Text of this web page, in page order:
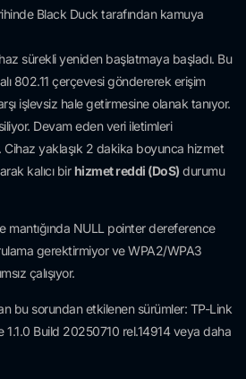
Black Duck tarafından kamuya
sürekli yeniden başlatmaya başladı. Bu
802.11 çerçevesi göndererek erişim
işlevsiz hale getirmesine olanak tanıyor.
Devam eden veri iletimleri
yaklaşık 2 dakika boyunca hizmet
kalıcı bir hizmet reddi (DoS) durumu
mantığında NULL pointer dereference
gerektirmiyor ve WPA2/WPA3
çalışıyor.
bu sorundan etkilenen sürümler: TP-Link
1.1.0 Build 20250710 rel.14914 veya daha